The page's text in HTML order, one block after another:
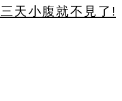
天小腹就不見了!